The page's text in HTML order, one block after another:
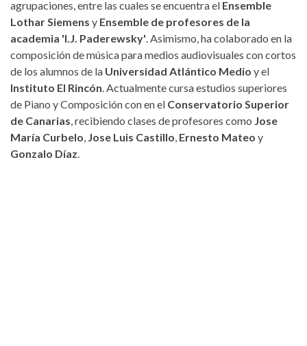
agrupaciones, entre las cuales se encuentra el Ensemble
Lothar Siemens y Ensemble de profesores de la
academia 'I.J. Paderewsky'. Asimismo, ha colaborado en la
composición de música para medios audiovisuales con cortos
de los alumnos de la Universidad Atlántico Medio y el
Instituto El Rincón. Actualmente cursa estudios superiores
de Piano y Composición con en el Conservatorio Superior
de Canarias, recibiendo clases de profesores como Jose
María Curbelo, Jose Luis Castillo, Ernesto Mateo y
Gonzalo Díaz.